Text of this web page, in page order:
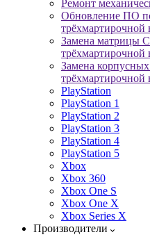
Ремонт
Обновление ПО
трёхмартирочной
Замена матрицы
трёхмартирочной
Замена
трёхмартирочной
PlayStation
PlayStation 1
PlayStation 2
PlayStation 3
PlayStation 4
PlayStation 5
Xbox
Xbox 360
Xbox One S
Xbox One X
Xbox Series X
Производители